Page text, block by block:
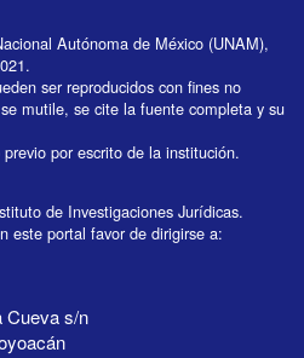
Autónoma de México (UNAM),
ser reproducidos con fines no
mutile, se cite la fuente completa y su
por escrito de la institución.
de Investigaciones Jurídicas.
este portal favor de dirigirse a:
Cueva s/n